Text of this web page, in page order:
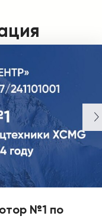
№1 по